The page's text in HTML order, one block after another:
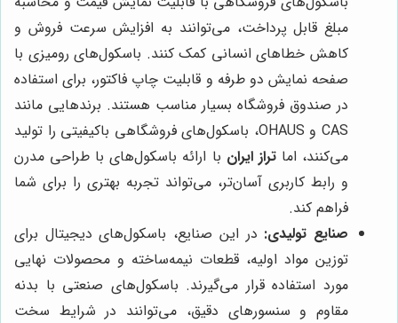
مبلغ قابل پرداخت، می‌توانند به افزایش سرعت فروش و
کاهش خطاهای انسانی کمک کنند. باسکول‌های رومیزی با
صفحه نمایش دو طرفه و قابلیت چاپ فاکتور، برای استفاده
در صندوق فروشگاه بسیار مناسب هستند. برندهایی مانند
CAS و OHAUS، باسکول‌های فروشگاهی باکیفیتی را تولید
می‌کنند، اماتراز ایران با ارائه باسکول‌های با طراحی مدرن
و رابط کاربری آسان‌تر، می‌تواند تجربه بهتری را برای شما
فراهم کند.
صنایع تولیدی: در این صنایع، باسکول‌های دیجیتال برای
توزین مواد اولیه، قطعات نیمه‌ساخته و محصولات نهایی
مورد استفاده قرار می‌گیرند. باسکول‌های صنعتی با بدنه
مقاوم و سنسورهای دقیق، می‌توانند در شرایط سخت